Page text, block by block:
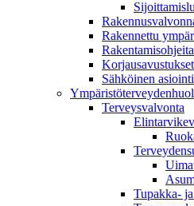
Rakennettu
Rakentamisohjeita
Korjausavustukset
Sähköinen asiointi
Terveysvalvonta
Tupakka-